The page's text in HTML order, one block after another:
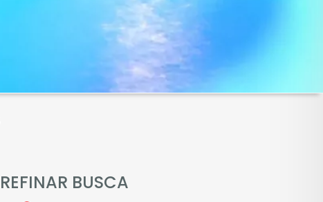
REFINAR BUSCA